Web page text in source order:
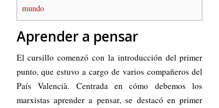
mundo
Aprender a pensar
El cursillo comenzó con la introducción del primer
punto, que estuvo a cargo de varios compañeros del
País Valencià. Centrada en cómo debemos los
marxistas aprender a pensar, se destacó en primer